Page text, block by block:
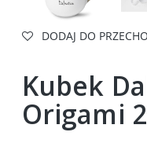
DODAJ DO
Kubek
Origami